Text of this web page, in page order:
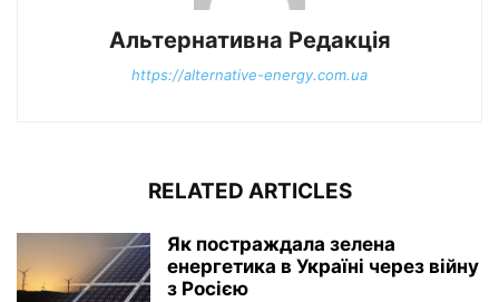
Альтернативна Редакція
https://alternative-energy.com.ua
RELATED ARTICLES
Як постраждала зелена
енергетика в Україні через війну
з Росією